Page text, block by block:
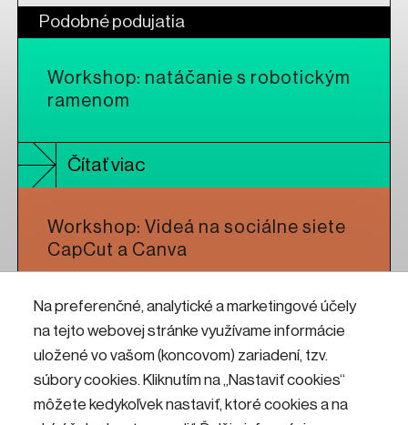
Na preferenčné, analytické a marketingové účely
na tejto webovej stránke využívame informácie
uložené vo vašom (koncovom) zariadení, tzv.
súbory cookies. Kliknutím na „Nastaviť cookies“
môžete kedykoľvek nastaviť, ktoré cookies a na
Podobné podujatia
Workshop: natáčanie s robotickým
ramenom
Čítať viac
Workshop: Videá na sociálne siete
CapCut a Canva
Čítať viac
Workshop: CNC frézovanie pre
umelcov a dizajnérov